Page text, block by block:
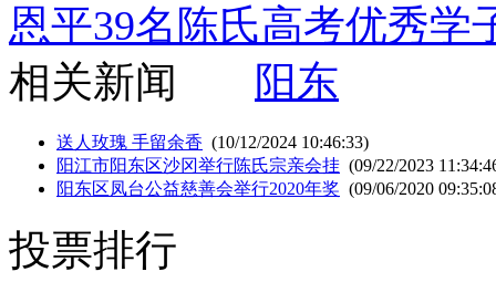
恩平39名陈氏高考优秀学
相关新闻
阳东
送人玫瑰 手留余香 (10/12/2024 10:46:33)
阳江市阳东区沙冈举行陈氏宗亲会挂 (09/22/2023
阳东区凤台公益慈善会举行2020年奖 (09/06/2020
投票排行